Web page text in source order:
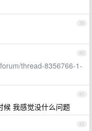
39
40
thread-8356766-1-
41
我感觉没什么问题
42